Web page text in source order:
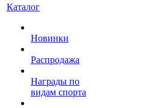
Каталог
Новинки
Распродажа
Награды по
видам спорта